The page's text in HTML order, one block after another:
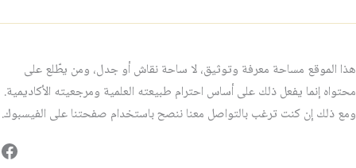
هذا الموقع مساحة معرفة وتوثيق، لا ساحة نقاش أو جدل، ومن يطّلع على
محتواه إنما يفعل ذلك على أساس احترام طبيعته العلمية ومرجعيته الأكاديمية.
ومع ذلك إن كنت ترغب بالتواصل معنا ننصح باستخدام صفحتنا على الفيسبوك.